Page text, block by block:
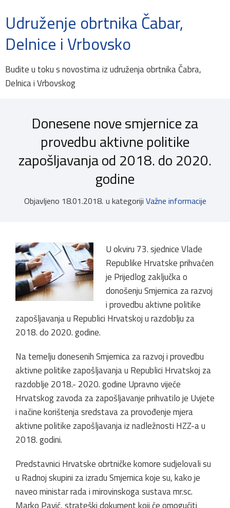
Udruženje obrtnika Čabar,
Delnice i Vrbovsko
Budite u toku s novostima iz udruženja obrtnika Čabra,
Delnica i Vrbovskog
Donesene nove smjernice za
provedbu aktivne politike
zapošljavanja od 2018. do 2020.
godine
Objavljeno 18.01.2018. u kategoriji Važne informacije
U okviru 73. sjednice Vlade
Republike Hrvatske prihvaćen
je Prijedlog zaključka o
donošenju Smjernica za razvoj
i provedbu aktivne politike
zapošljavanja u Republici Hrvatskoj u razdoblju za
2018. do 2020. godine.
Na temelju donesenih Smjernica za razvoj i provedbu
aktivne politike zapošljavanja u Republici Hrvatskoj za
razdoblje 2018.- 2020. godine Upravno vijeće
Hrvatskog zavoda za zapošljavanje prihvatilo je Uvjete
i načine korištenja sredstava za provođenje mjera
aktivne politike zapošljavanja iz nadležnosti HZZ-a u
2018. godini.
Predstavnici Hrvatske obrtničke komore sudjelovali su
u Radnoj skupini za izradu Smjernica koje su, kako je
naveo ministar rada i mirovinskoga sustava mr.sc.